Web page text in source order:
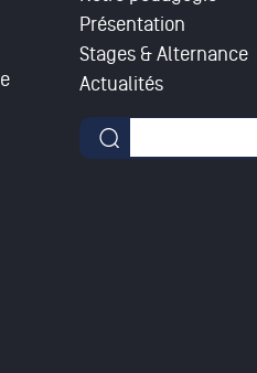
Présentation
Stages & Alternance
Actualités
Formulaire de